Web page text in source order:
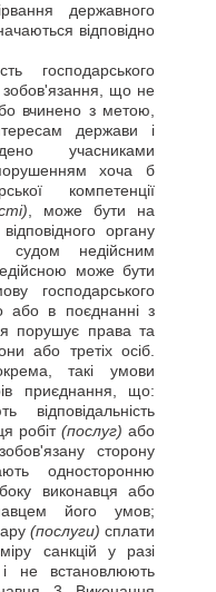
державного
відповідно
господарського
зобов'язання, що не
вчинено з метою,
держави і
учасниками
хоча б
компетенції
, може бути на
органу
судом недійсним
може бути
господарського
або в поєднанні з
порушує права та
або третіх осіб.
такі умови
приєднання, що:
робіт (послуг) або
сторону
односторонню
виконавця або
його умов;
(послуги) сплати
санкцій у разі
не встановлюють